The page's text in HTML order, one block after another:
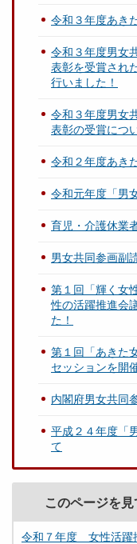
令和３年度あき
令和３年度男女
表彰を受賞され
行いました！
令和３年度男女
表彰の受賞につ
令和２年度あき
令和元年度「男
育児・介護休業
男女共同参画副
第１回「輝く女
性の活躍推進会
た！
第１回「あきた
セッションを開
内閣府男女共同
平成２４年度「
て
このページを
令和７年度 女性活躍